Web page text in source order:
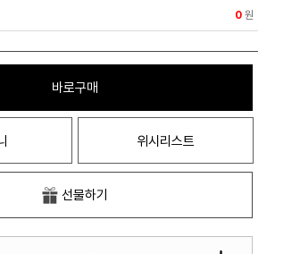
0 원
바로구매
위시리스트
선물하기